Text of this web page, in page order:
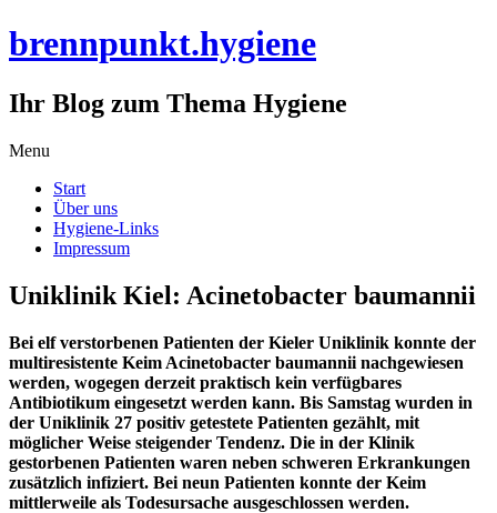
brennpunkt.hygiene
Ihr Blog zum Thema Hygiene
Menu
content
Start
Über uns
Hygiene-Links
Impressum
Uniklinik Kiel: Acinetobacter baumannii
Bei elf verstorbenen Patienten der Kieler Uniklinik konnte der
multiresistente Keim Acinetobacter baumannii nachgewiesen
werden, wogegen derzeit praktisch kein verfügbares
Antibiotikum eingesetzt werden kann. Bis Samstag wurden in
der Uniklinik 27 positiv getestete Patienten gezählt, mit
möglicher Weise steigender Tendenz. Die in der Klinik
gestorbenen Patienten waren neben schweren Erkrankungen
zusätzlich infiziert. Bei neun Patienten konnte der Keim
mittlerweile als Todesursache ausgeschlossen werden.